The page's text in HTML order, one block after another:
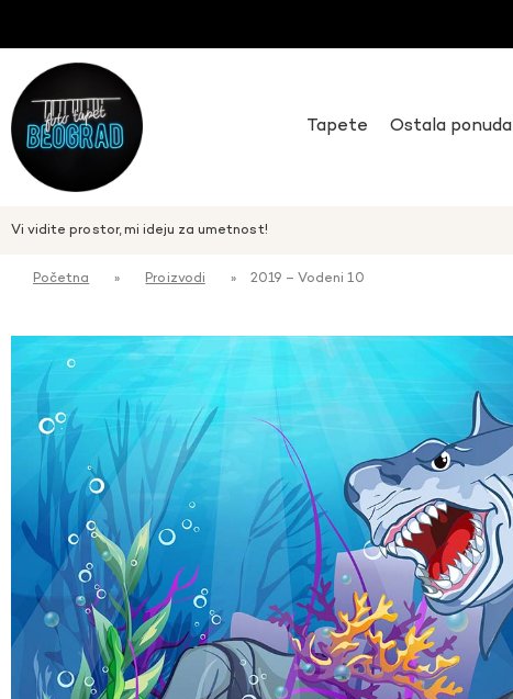
Tapete Ostala ponuda
Vi vidite prostor, mi ideju za umetnost!
Početna » Proizvodi » 2019 – Vodeni 10